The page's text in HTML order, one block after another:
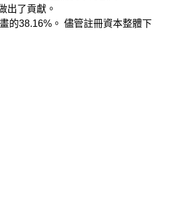
出了貢獻。
的38.16%。 儘管註冊資本整體下